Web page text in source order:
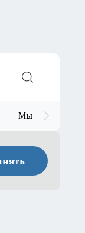
Мы в MAX